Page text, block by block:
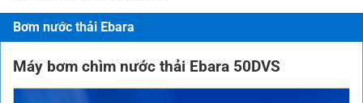
Bơm nước thải Ebara
Máy bơm chìm nước thải Ebara 50DVS